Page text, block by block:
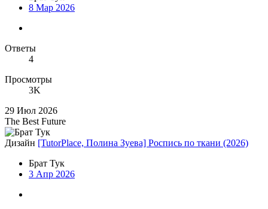
8 Мар 2026
Ответы
4
Просмотры
3K
29 Июл 2026
The Best Future
Дизайн [TutorPlace, Полина Зуева] Роспись по ткани (2026)
Брат Тук
3 Апр 2026